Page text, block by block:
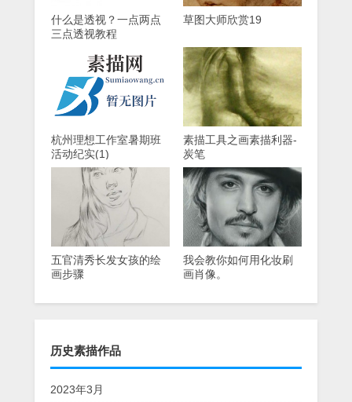
什么是透视？一点两点
三点透视教程
草图大师欣赏19
杭州理想工作室暑期班
活动纪实(1)
素描工具之画素描利器-
炭笔
五官清秀长发女孩的绘
画步骤
我会教你如何用化妆刷
画肖像。
历史素描作品
2023年3月